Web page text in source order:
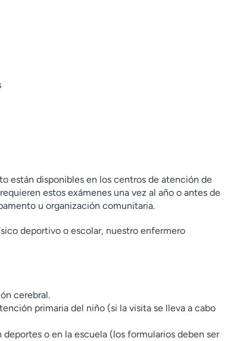
están disponibles en los centros de atención de
estos exámenes una vez al año o antes de
u organización comunitaria.
deportivo o escolar, nuestro enfermero
cerebral.
primaria del niño (si la visita se lleva a cabo
o en la escuela (los formularios deben ser